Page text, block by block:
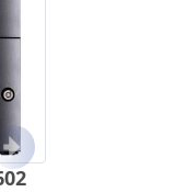
Próximo